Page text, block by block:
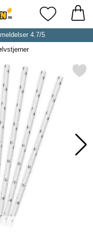
ABMine
4.7/5
hvite Papirsugerør med